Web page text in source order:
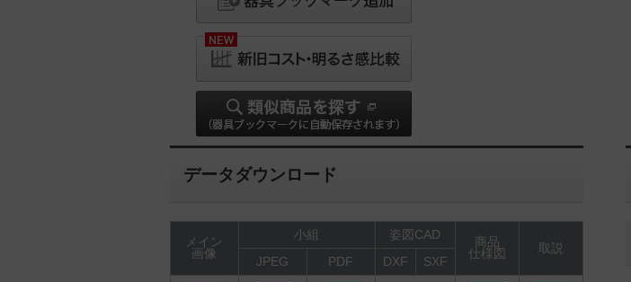
データダウンロード
メイン
画像
小組 姿図CAD
商品
仕様図
取説
JPEG
PDF DXF SXF